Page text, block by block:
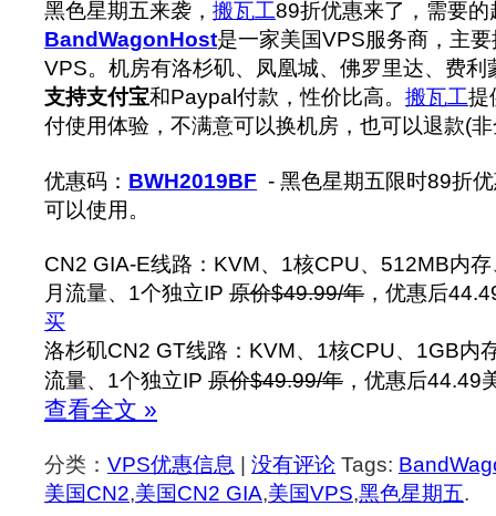
黑色星期五来袭， 搬瓦工89折优惠来了，需要的
BandWagonHost是一家美国VPS服务商，主
VPS。机房有洛杉矶、凤凰城、佛罗里达、费利
支持支付宝和Paypal付款，性价比高。 搬瓦工提
付使用体验，不满意可以换机房，也可以退款(
优惠码： BWH2019BF - 黑色星期五限时89折
可以使用。
CN2 GIA-E线路：KVM、1核CPU、512MB内
月流量、1个独立IP 原价$49.99/年 ，优惠后
买
洛杉矶CN2 GT线路：KVM、1核CPU、1GB内
流量、1个独立IP 原价$49.99/年 ，优惠后44.49
查看全文 »
分类： VPS优惠信息 | 没有评论 Tags:
美国CN2,美国CN2 GIA,美国VPS,黑色星期五.